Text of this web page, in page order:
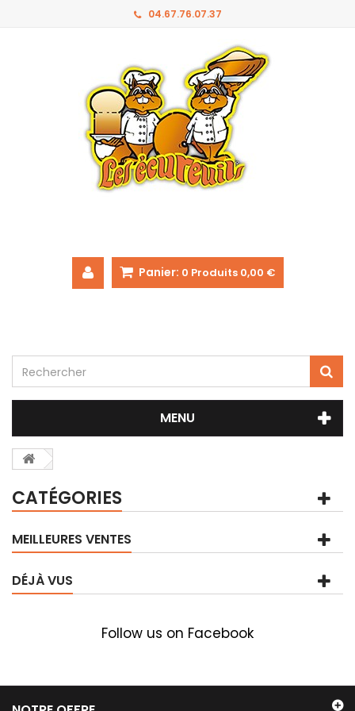
04.67.76.07.37
Panier: 0 Produits 0,00 €
MENU
CATÉGORIES
MEILLEURES VENTES
DÉJÀ VUS
Follow us on Facebook